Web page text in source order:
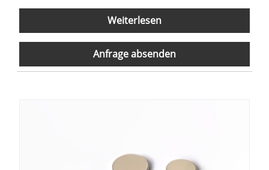
Weiterlesen
Anfrage absenden